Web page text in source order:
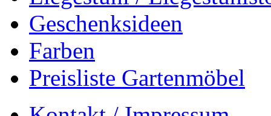
Geschenksideen
Farben
Preisliste Gartenmöbel